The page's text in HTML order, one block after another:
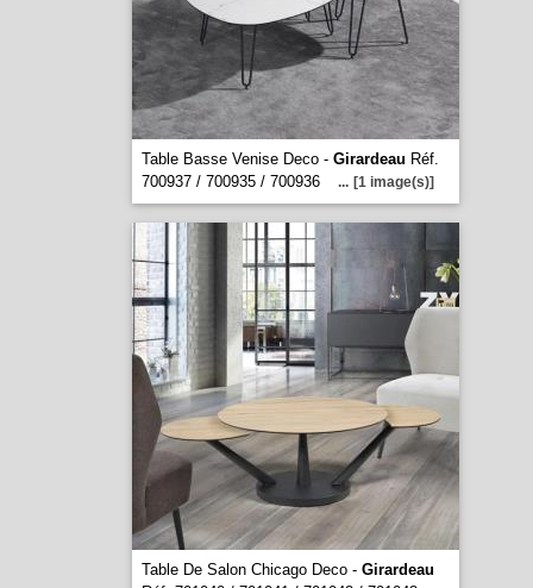
Table Basse Venise Deco - Girardeau Réf.
700937 / 700935 / 700936
... [1 image(s)]
Table De Salon Chicago Deco - Girardeau